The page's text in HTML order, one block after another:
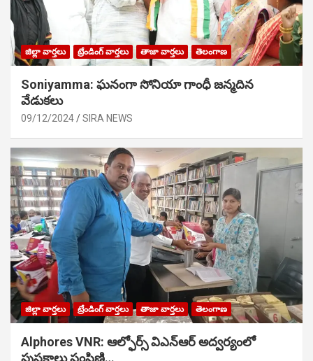
జిల్లా వార్తలు ట్రేండింగ్ వార్తలు తాజా వార్తలు తెలంగాణ
Soniyamma: ఘ‌నంగా సోనియా గాంధీ జ‌న్మ‌దిన
వేడుక‌లు
09/12/2024 SIRA NEWS
జిల్లా వార్తలు ట్రేండింగ్ వార్తలు తాజా వార్తలు తెలంగాణ
Alphores VNR: ఆల్ఫోర్స్ విఎన్ఆర్ అద్వర్యంలో
పుస్తకాలు పంపిణి…